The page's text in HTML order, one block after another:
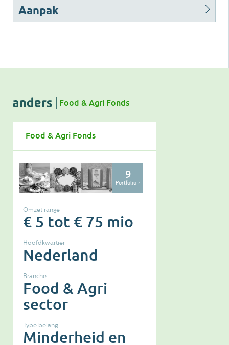
Food & Agri Fonds
Food & Agri Fonds
9
Portfolio >
Omzet range
€ 5 tot € 75 mio
Hoofdkwartier
Nederland
Branche
Food & Agri
sector
Type belang
Minderheid en
Aanpak